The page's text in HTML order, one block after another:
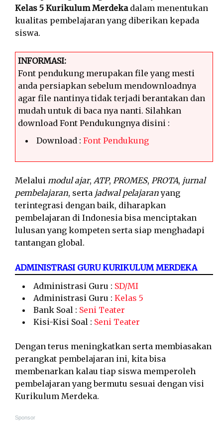
Kelas 5 Kurikulum Merdekadalam menentukan
kualitas pembelajaran yang diberikan kepada
siswa.
INFORMASI:
Font pendukung merupakan file yang mesti
anda persiapkan sebelum mendownloadnya
agar file nantinya tidak terjadi berantakan dan
mudah untuk di baca nya nanti. Silahkan
download Font Pendukungnya disini :
Download : Font Pendukung
Melalui modul ajar, ATP, PROMES, PROTA, jurnal
pembelajaran, serta jadwal pelajaranyang
terintegrasi dengan baik, diharapkan
pembelajaran di Indonesia bisa menciptakan
lulusan yang kompeten serta siap menghadapi
tantangan global.
ADMINISTRASI GURU KURIKULUM MERDEKA
Administrasi Guru : SD/MI
Administrasi Guru : Kelas 5
Bank Soal : Seni Teater
Kisi-Kisi Soal : Seni Teater
Dengan terus meningkatkan serta membiasakan
perangkat pembelajaran ini, kita bisa
membenarkan kalau tiap siswa memperoleh
pembelajaran yang bermutu sesuai dengan visi
Kurikulum Merdeka.
Sponsor